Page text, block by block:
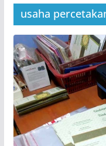
usaha